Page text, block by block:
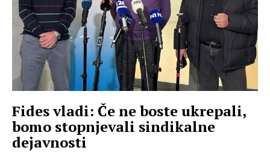
Fides vladi: Če ne boste ukrepali,
bomo stopnjevali sindikalne
dejavnosti